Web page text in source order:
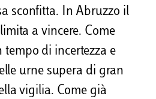
sconfitta. In Abruzzo il
a vincere. Come
tempo di incertezza e
urne supera di gran
vigilia. Come già